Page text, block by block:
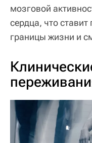
мозговой
сердца, что
границы жизни и